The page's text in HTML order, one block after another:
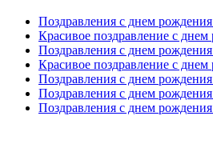
Поздравления с днем
Красивое поздравление с
Поздравления с днем
Красивое поздравление с
Поздравления с днем
Поздравления с днем
Поздравления с днем